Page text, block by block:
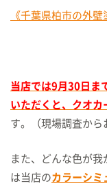
《千葉県柏市の外壁
当店では9月30日ま
いただくと、クオ
す。（現場調査から
また、どんな色が
は当店のカラーシミ